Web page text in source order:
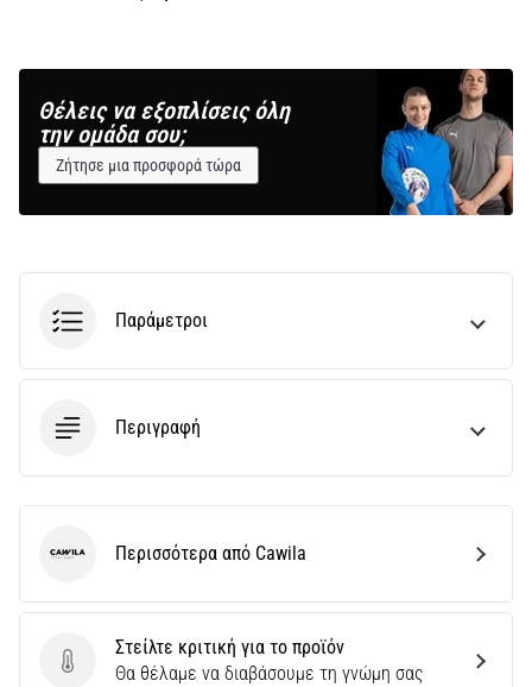
Θέλεις να εξοπλίσεις όλη
την ομάδα σου;
Ζήτησε μια προσφορά τώρα
Παράμετροι
Περιγραφή
Στείλτε κριτική για το προϊόν
Στείλτε κριτική για το προϊόν
Θα θέλαμε να διαβάσουμε τη γνώμη σας
Cawila Περισσότερα από Cawila